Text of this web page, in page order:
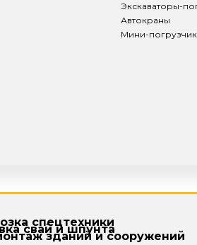
Мини-
Автокраны
Экскаваторы-
спецтехники
свай и шпунта
зданий и сооружений